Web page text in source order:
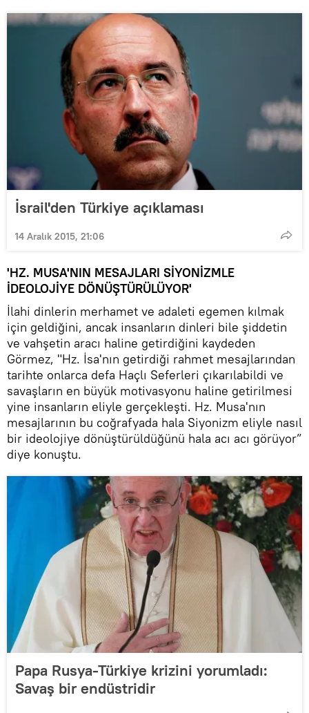
İsrail'den Türkiye açıklaması
14 Aralık 2015, 21:06
'HZ. MUSA'NIN MESAJLARI SİYONİZMLE
İDEOLOJİYE DÖNÜŞTÜRÜLÜYOR'
İlahi dinlerin merhamet ve adaleti egemen kılmak
için geldiğini, ancak insanların dinleri bile şiddetin
ve vahşetin aracı haline getirdiğini kaydeden
Görmez, "Hz. İsa'nın getirdiği rahmet mesajlarından
tarihte onlarca defa Haçlı Seferleri çıkarılabildi ve
savaşların en büyük motivasyonu haline getirilmesi
yine insanların eliyle gerçekleşti. Hz. Musa'nın
mesajlarının bu coğrafyada hala Siyonizm eliyle nasıl
bir ideolojiye dönüştürüldüğünü hala acı acı görüyor”
diye konuştu.
Papa Rusya-Türkiye krizini yorumladı:
Savaş bir endüstridir